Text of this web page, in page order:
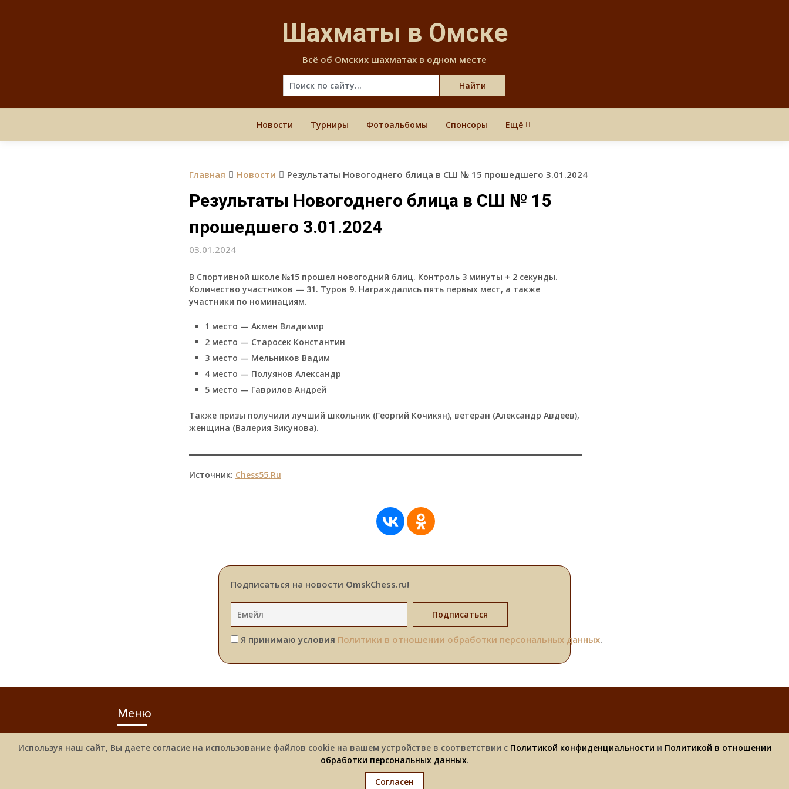
content
Шахматы в Омске
Всё об Омских шахматах в одном месте
Новости Турниры Фотоальбомы Спонсоры Ещё
Главная Новости Результаты Новогоднего блица в СШ № 15 прошедшего 3.01.2024
Результаты Новогоднего блица в СШ № 15
прошедшего 3.01.2024
03.01.2024
В Спортивной школе №15 прошел новогодний блиц. Контроль 3 минуты + 2 секунды.
Количество участников — 31. Туров 9. Награждались пять первых мест, а также
участники по номинациям.
1 место — Акмен Владимир
2 место — Старосек Константин
3 место — Мельников Вадим
4 место — Полуянов Александр
5 место — Гаврилов Андрей
Также призы получили лучший школьник (Георгий Кочикян), ветеран (Александр Авдеев),
женщина (Валерия Зикунова).
Источник: Chess55.Ru
Подписаться на новости OmskChess.ru!
Я принимаю условия Политики в отношении обработки персональных данных.
Меню
Новости Фотоальбомы
Используя наш сайт, Вы даете согласие на использование файлов cookie на вашем устройстве в соответствии с Политикой конфиденциальности и Политикой в отношении
обработки персональных данных.
Согласен